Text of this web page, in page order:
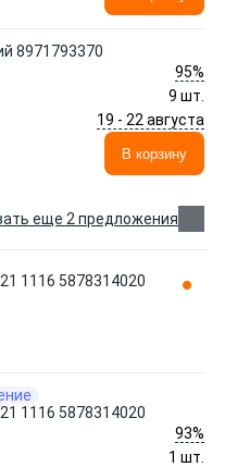
8971793370
95%
9 шт.
19 - 22 августа
В корзину
еще 2 предложения
1116 5878314020
1116 5878314020
93%
1 шт.